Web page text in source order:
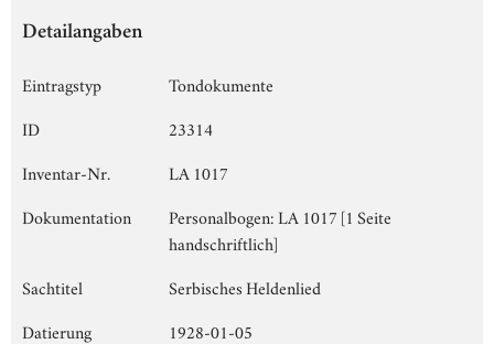
Detailangaben
Eintragstyp
Tondokumente
ID
23314
Inventar-Nr.
LA 1017
Dokumentation
Personalbogen: LA 1017 [1 Seite
handschriftlich]
Sachtitel
Serbisches Heldenlied
Datierung
1928-01-05